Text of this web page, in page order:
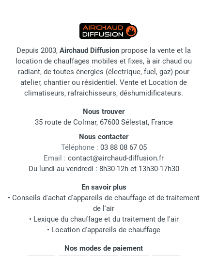
Depuis 2003, Airchaud Diffusion propose la vente et la
location de chauffages mobiles et fixes, à air chaud ou
radiant, de toutes énergies (électrique, fuel, gaz) pour
atelier, chantier ou résidentiel. Vente et Location de
climatiseurs, rafraichisseurs, déshumidificateurs.
Nous trouver
35 route de Colmar, 67600 Sélestat, France
Nous contacter
Téléphone : 03 88 08 67 05
Email : contact@airchaud-diffusion.fr
Du lundi au vendredi : 8h30-12h et 13h30-17h30
En savoir plus
• Conseils d'achat d'appareils de chauffage et de traitement
de l'air
• Lexique du chauffage et du traitement de l'air
• Location d'appareils de chauffage
Nos modes de paiement